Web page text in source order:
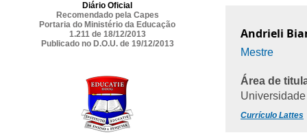
Diário Oficial
Recomendado pela Capes
Portaria do Ministério da Educação
1.211 de 18/12/2013
Publicado no D.O.U. de 19/12/2013
Andrieli
Mestre
Área de
Currículo Lattes